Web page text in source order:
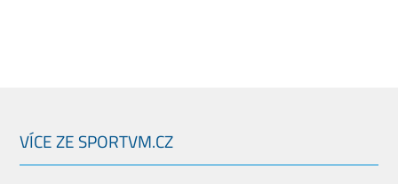
VÍCE ZE SPORTVM.CZ